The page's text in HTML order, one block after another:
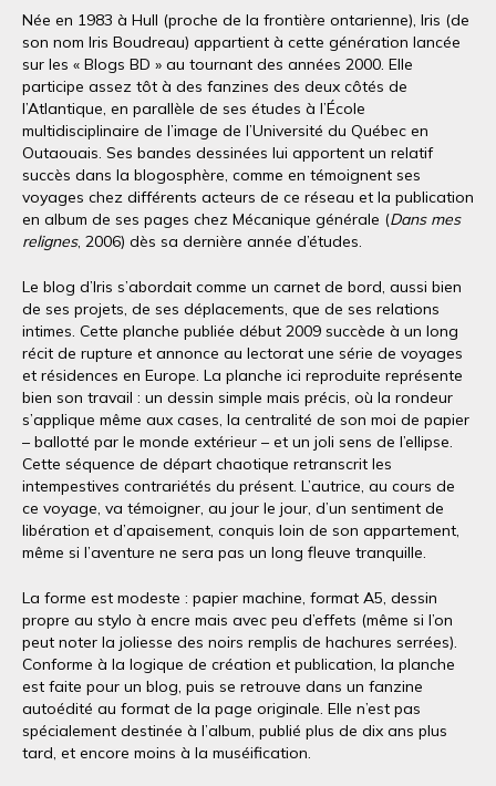
Née en 1983 à Hull (proche de la frontière ontarienne), Iris (de
son nom Iris Boudreau) appartient à cette génération lancée
sur les « Blogs BD » au tournant des années 2000. Elle
participe assez tôt à des fanzines des deux côtés de
l’Atlantique, en parallèle de ses études à l’École
multidisciplinaire de l’image de l’Université du Québec en
Outaouais. Ses bandes dessinées lui apportent un relatif
succès dans la blogosphère, comme en témoignent ses
voyages chez différents acteurs de ce réseau et la publication
en album de ses pages chez Mécanique générale (Dans mes
relignes, 2006) dès sa dernière année d’études.
Le blog d’Iris s’abordait comme un carnet de bord, aussi bien
de ses projets, de ses déplacements, que de ses relations
intimes. Cette planche publiée début 2009 succède à un long
récit de rupture et annonce au lectorat une série de voyages
et résidences en Europe. La planche ici reproduite représente
bien son travail : un dessin simple mais précis, où la rondeur
s’applique même aux cases, la centralité de son moi de papier
– ballotté par le monde extérieur – et un joli sens de l’ellipse.
Cette séquence de départ chaotique retranscrit les
intempestives contrariétés du présent. L’autrice, au cours de
ce voyage, va témoigner, au jour le jour, d’un sentiment de
libération et d’apaisement, conquis loin de son appartement,
même si l’aventure ne sera pas un long fleuve tranquille.
La forme est modeste : papier machine, format A5, dessin
propre au stylo à encre mais avec peu d’effets (même si l’on
peut noter la joliesse des noirs remplis de hachures serrées).
Conforme à la logique de création et publication, la planche
est faite pour un blog, puis se retrouve dans un fanzine
autoédité au format de la page originale. Elle n’est pas
spécialement destinée à l’album, publié plus de dix ans plus
tard, et encore moins à la muséification.